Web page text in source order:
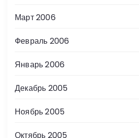
Март 2006
Февраль 2006
Январь 2006
Декабрь 2005
Ноябрь 2005
Октябрь 2005